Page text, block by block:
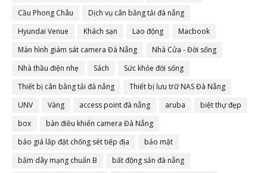
Cầu Phong Châu
Dịch vụ cân bằng tải đà nẵng
Hyundai Venue
Khách sạn Lao động
Macbook
Màn hình giám sát camera Đà Nẵng
Nhà Cửa - Đời sống
Nhà thầu điện nhẹ
Sách
Sức khỏe đời sống
Thiết bị cân bằng tải đà nẵng
Thiết bị lưu trữ NAS Đà Nẵng
UNV
Vàng access point đà nẵng aruba
biệt thự đẹp
box
bàn điều khiển camera Đà Nẵng
báo giá lắp đặt chống sét tiếp địa
bảo mật
bấm dây mạng chuẩn B
bất động sản đà nẵng